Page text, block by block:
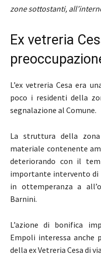
zone sottostanti,
Ex vetreria
L’ex vetreria Cesa era
poco i residenti della
segnalazione al Comune.
La struttura della
materiale contenente
deteriorando con il
importante intervento di
in ottemperanza a
Barnini.
L’azione di bonifica
Empoli interessa anche
della ex Vetreria Cesa di